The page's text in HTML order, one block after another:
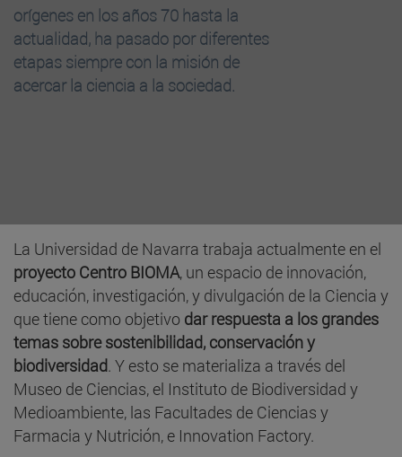
orígenes en los años 70 hasta la
actualidad, ha pasado por diferentes
etapas siempre con la misión de
acercar la ciencia a la sociedad.
La Universidad de Navarra trabaja actualmente en el
proyecto Centro BIOMA, un espacio de innovación,
educación, investigación, y divulgación de la Ciencia y
que tiene como objetivo dar respuesta a los grandes
temas sobre sostenibilidad, conservación y
biodiversidad. Y esto se materializa a través del
Museo de Ciencias, el Instituto de Biodiversidad y
Medioambiente, las Facultades de Ciencias y
Farmacia y Nutrición, e Innovation Factory.